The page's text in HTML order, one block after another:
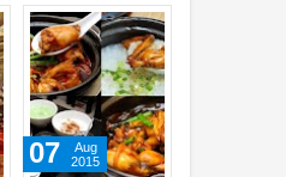
Aug
2015
30